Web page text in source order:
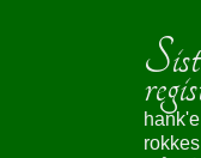
hank'e